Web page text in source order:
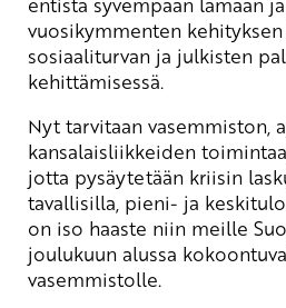
vuosikymmenten
sosiaaliturvan ja julkisten
kehittämisessä.
Nyt tarvitaan vasemmiston,
kansalaisliikkeiden
jotta pysäytetään kriisin
tavallisilla, pieni- ja
on iso haaste niin meille
joulukuun alussa
vasemmistolle.